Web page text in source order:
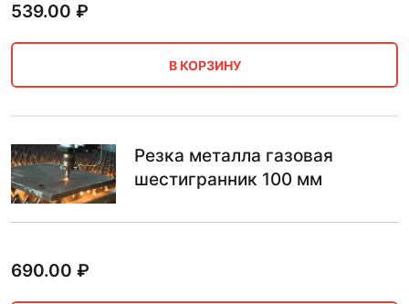
539.00 ₽
В КОРЗИНУ
Резка металла газовая
шестигранник 100 мм
690.00 ₽